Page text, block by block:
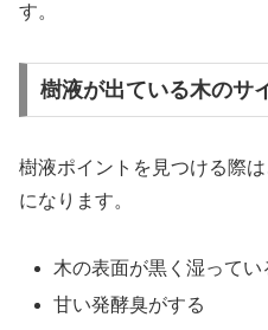
す。
樹液が出ている木のサ
樹液ポイントを見つける際
になります。
木の表面が黒く湿ってい
甘い発酵臭がする